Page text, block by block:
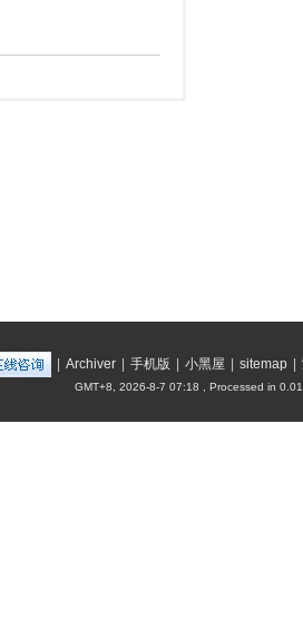
| Archiver | 手机版 | 小黑屋 | sitemap |
GMT+8, 2026-8-7 07:18 , Processed in